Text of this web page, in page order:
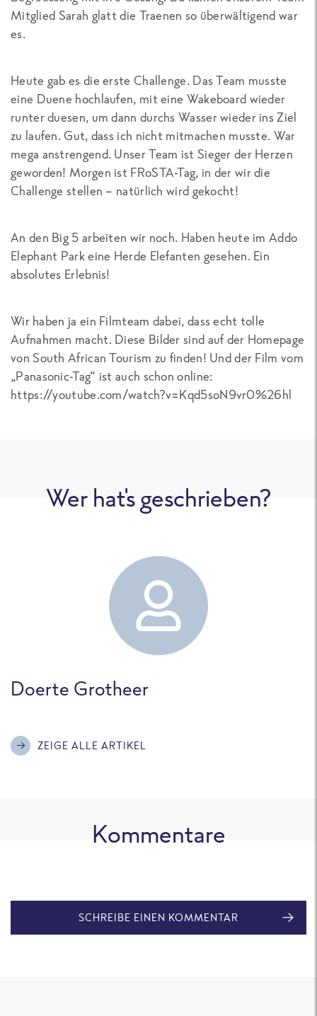
Mitglied Sarah glatt die Traenen so überwältigend war
es.
Heute gab es die erste Challenge. Das Team musste
eine Duene hochlaufen, mit eine Wakeboard wieder
runter duesen, um dann durchs Wasser wieder ins Ziel
zu laufen. Gut, dass ich nicht mitmachen musste. War
mega anstrengend. Unser Team ist Sieger der Herzen
geworden! Morgen ist FRoSTA-Tag, in der wir die
Challenge stellen – natürlich wird gekocht!
An den Big 5 arbeiten wir noch. Haben heute im Addo
Elephant Park eine Herde Elefanten gesehen. Ein
absolutes Erlebnis!
Wir haben ja ein Filmteam dabei, dass echt tolle
Aufnahmen macht. Diese Bilder sind auf der Homepage
von South African Tourism zu finden! Und der Film vom
„Panasonic-Tag“ ist auch schon online:
https://youtube.com/watch?v=Kqd5soN9vr0%26hl
Wer hat's geschrieben?
Doerte Grotheer
ZEIGE ALLE ARTIKEL
Kommentare
SCHREIBE EINEN KOMMENTAR